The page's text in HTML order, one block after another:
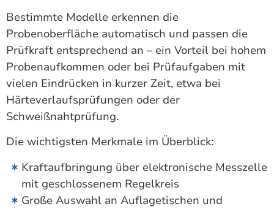
Bestimmte Modelle erkennen die
Probenoberfläche automatisch und passen die
Prüfkraft entsprechend an – ein Vorteil bei hohem
Probenaufkommen oder bei Prüfaufgaben mit
vielen Eindrücken in kurzer Zeit, etwa bei
Härteverlaufsprüfungen oder der
Schweißnahtprüfung.
Die wichtigsten Merkmale im Überblick:
Kraftaufbringung über elektronische Messzelle
mit geschlossenem Regelkreis
Große Auswahl an Auflagetischen und